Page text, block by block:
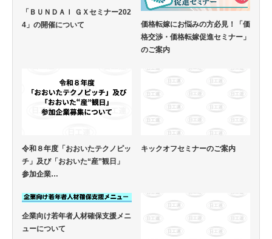
「ＢＵＮＤＡＩ ＧＸセミナー202
4」の開催について
価格転嫁にお悩みの方必見！「価
格交渉・価格転嫁促進セミナー」
のご案内
令和８年度「おおいたテクノピッ
チ」及び「おおいた“産”観日」
参加企業…
キックオフセミナーのご案内
企業向け若年者人材確保支援メニ
ューについて